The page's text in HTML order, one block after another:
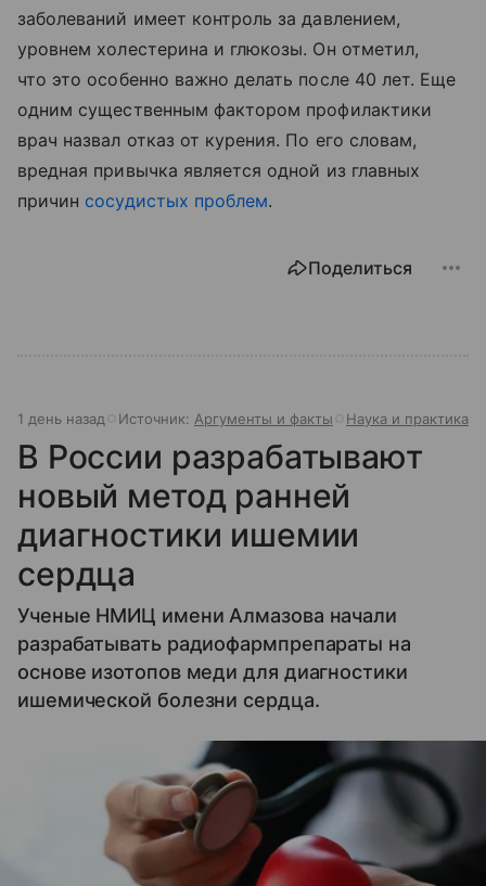
заболеваний имеет контроль за давлением,
уровнем холестерина и глюкозы. Он отметил,
что это особенно важно делать после 40 лет. Еще
одним существенным фактором профилактики
врач назвал отказ от курения. По его словам,
вредная привычка является одной из главных
причин сосудистых проблем.
Поделиться
1 день назад Источник: Аргументы и факты Наука и практика
В России разрабатывают
новый метод ранней
диагностики ишемии
сердца
Ученые НМИЦ имени Алмазова начали
разрабатывать радиофармпрепараты на
основе изотопов меди для диагностики
ишемической болезни сердца.